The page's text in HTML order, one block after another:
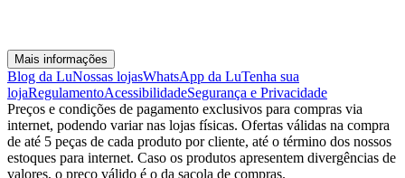
Mais informações
Blog da LuNossas lojasWhatsApp da LuTenha sua
lojaRegulamentoAcessibilidadeSegurança e Privacidade
Preços e condições de pagamento exclusivos para compras via
internet, podendo variar nas lojas físicas. Ofertas válidas na compra
de até 5 peças de cada produto por cliente, até o término dos nossos
estoques para internet. Caso os produtos apresentem divergências de
valores, o preço válido é o da sacola de compras.